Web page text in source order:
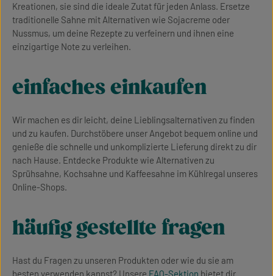
Kreationen, sie sind die ideale Zutat für jeden Anlass. Ersetze
traditionelle Sahne mit Alternativen wie Sojacreme oder
Nussmus, um deine Rezepte zu verfeinern und ihnen eine
einzigartige Note zu verleihen.
einfaches einkaufen
Wir machen es dir leicht, deine Lieblingsalternativen zu finden
und zu kaufen. Durchstöbere unser Angebot bequem online und
genieße die schnelle und unkomplizierte Lieferung direkt zu dir
nach Hause. Entdecke Produkte wie Alternativen zu
Sprühsahne, Kochsahne und Kaffeesahne im Kühlregal unseres
Online-Shops.
häufig gestellte fragen
Hast du Fragen zu unseren Produkten oder wie du sie am
besten verwenden kannst? Unsere FAQ-Sektion bietet dir